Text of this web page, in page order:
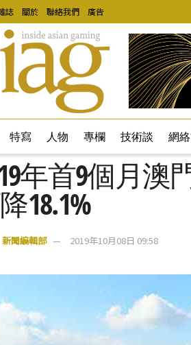
誌 關於 聯絡我們 廣告
特寫 人物 專欄 技術談 網
年首9個月
18.1%
新聞編輯部 2019年10月08日 09:58